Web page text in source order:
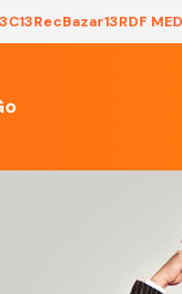
13RecBazar13RDF